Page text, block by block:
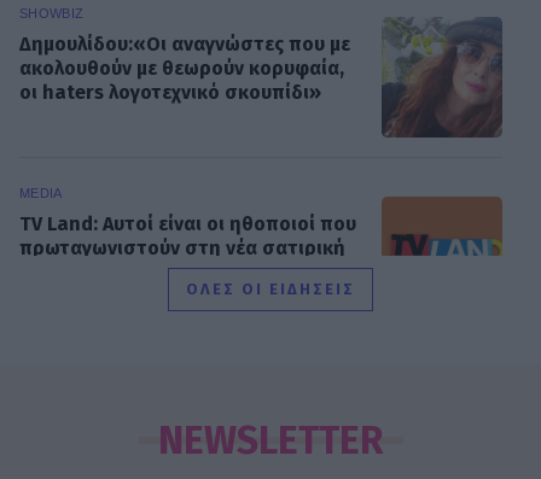
SHOWBIZ
Δημουλίδου:«Οι αναγνώστες που με
ακολουθούν με θεωρούν κορυφαία,
οι haters λογοτεχνικό σκουπίδι»
MEDIA
TV Land: Αυτοί είναι οι ηθοποιοί που
πρωταγωνιστούν στη νέα σατιρική
κωμωδία της ΕΡΤ
και τον κάνω δύναμη
ΟΛΕΣ ΟΙ ΕΙΔΗΣΕΙΣ
NEWSLETTER